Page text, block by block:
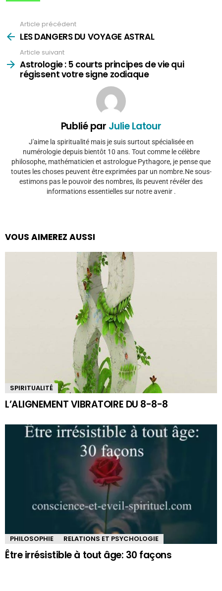
plus
Article précédent
LES DANGERS DU VOYAGE ASTRAL
Article suivant
Astrologie : 5 courts principes de vie qui
régissent votre signe zodiaque
Publié par Julie Latour
J'aime la spiritualité mais je suis surtout spécialisée en
numérologie depuis bientôt 10 ans. Tout comme le célèbre
philosophe, mathématicien et astrologue Pythagore, je pense que
toutes les choses peuvent être exprimées par un nombre.Ne sous-
estimons pas le pouvoir des nombres, ils peuvent révéler des
informations essentielles sur notre avenir .
VOUS AIMEREZ AUSSI
SPIRITUALITÉ
L’ALIGNEMENT VIBRATOIRE DU 8-8-8
PHILOSOPHIE RELATIONS ET PSYCHOLOGIE
Être irrésistible à tout âge: 30 façons